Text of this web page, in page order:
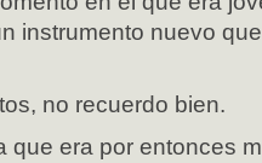
instrumento nuevo
no recuerdo bien.
que era por entonces